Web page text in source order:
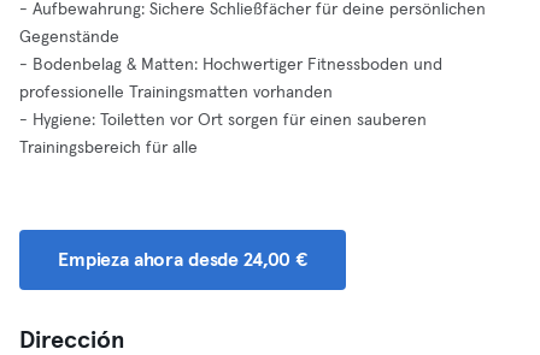
- Aufbewahrung: Sichere Schließfächer für deine persönlichen
Gegenstände
- Bodenbelag & Matten: Hochwertiger Fitnessboden und
professionelle Trainingsmatten vorhanden
- Hygiene: Toiletten vor Ort sorgen für einen sauberen
Trainingsbereich für alle
Empieza ahora desde 24,00 €
Dirección